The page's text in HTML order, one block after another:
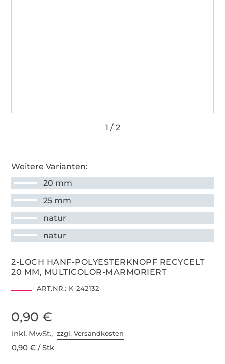
Weitere Varianten:
20 mm
25 mm
natur
natur
2-LOCH HANF-POLYESTERKNOPF RECYCELT
20 MM, MULTICOLOR-MARMORIERT
ART.NR.: K-242132
0,90 €
inkl. MwSt.,zzgl. Versandkosten
0,90 € / Stk